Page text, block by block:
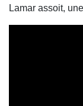
Lamar assoit,